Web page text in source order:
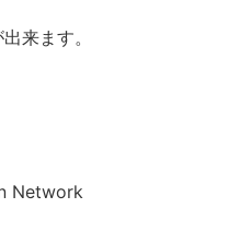
来ます。
Network